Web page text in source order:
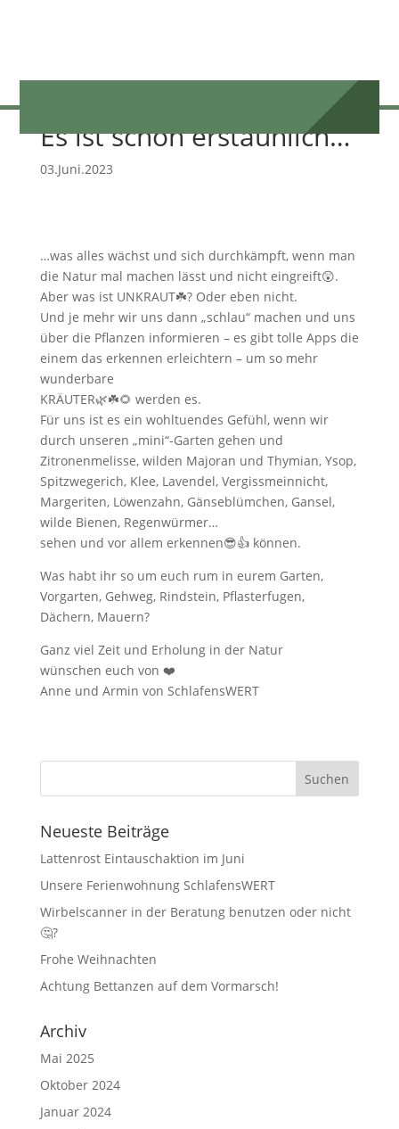
Es ist schon erstaunlich…
03.Juni.2023
…was alles wächst und sich durchkämpft, wenn man
die Natur mal machen lässt und nicht eingreift😲.
Aber was ist UNKRAUT☘️? Oder eben nicht.
Und je mehr wir uns dann „schlau“ machen und uns
über die Pflanzen informieren – es gibt tolle Apps die
einem das erkennen erleichtern – um so mehr
wunderbare
KRÄUTER🌿☘️🌻 werden es.
Für uns ist es ein wohltuendes Gefühl, wenn wir
durch unseren „mini“-Garten gehen und
Zitronenmelisse, wilden Majoran und Thymian, Ysop,
Spitzwegerich, Klee, Lavendel, Vergissmeinnicht,
Margeriten, Löwenzahn, Gänseblümchen, Gansel,
wilde Bienen, Regenwürmer…
sehen und vor allem erkennen😎👍 können.
Was habt ihr so um euch rum in eurem Garten,
Vorgarten, Gehweg, Rindstein, Pflasterfugen,
Dächern, Mauern?
Ganz viel Zeit und Erholung in der Natur
wünschen euch von ❤️
Anne und Armin von SchlafensWERT
Neueste Beiträge
Lattenrost Eintauschaktion im Juni
Unsere Ferienwohnung SchlafensWERT
Wirbelscanner in der Beratung benutzen oder nicht
🤔?
Frohe Weihnachten
Achtung Bettanzen auf dem Vormarsch!
Archiv
Mai 2025
Oktober 2024
Januar 2024